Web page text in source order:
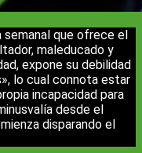
que ofrece el
maleducado y
expone su debilidad
lo cual connota estar
incapacidad para
desde el
disparando el